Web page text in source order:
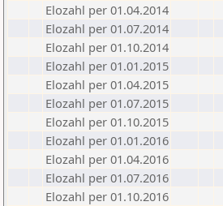
Elozahl per 01.04.2014
Elozahl per 01.07.2014
Elozahl per 01.10.2014
Elozahl per 01.01.2015
Elozahl per 01.04.2015
Elozahl per 01.07.2015
Elozahl per 01.10.2015
Elozahl per 01.01.2016
Elozahl per 01.04.2016
Elozahl per 01.07.2016
Elozahl per 01.10.2016